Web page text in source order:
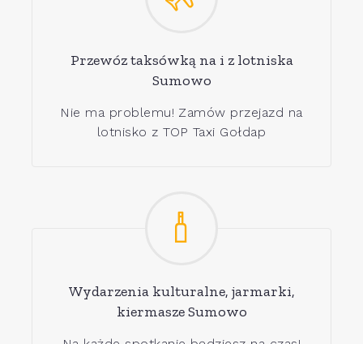
Przewóz taksówką na i z lotniska
Sumowo
Nie ma problemu! Zamów przejazd na
lotnisko z TOP Taxi Gołdap
Wydarzenia kulturalne, jarmarki,
kiermasze Sumowo